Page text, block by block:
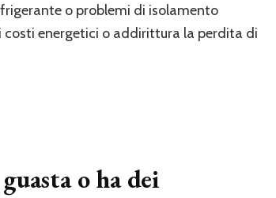
o problemi di isolamento
costi energetici o addirittura la perdita di
o ha dei